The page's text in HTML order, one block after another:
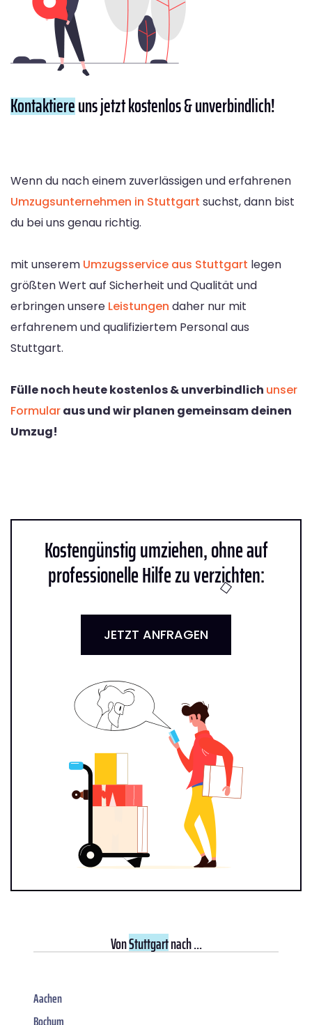
Kontaktiereuns jetzt kostenlos & unverbindlich!
Wenn du nach einem zuverlässigen und erfahrenen
Umzugsunternehmen in Stuttgart suchst, dann bist
du bei uns genau richtig.
mit unserem Umzugsservice aus Stuttgart legen
größten Wert auf Sicherheit und Qualität und
erbringen unsere Leistungen daher nur mit
erfahrenem und qualifiziertem Personal aus
Stuttgart.
Fülle noch heute kostenlos & unverbindlich unser
Formularaus und wir planen gemeinsam deinen
Umzug!
Kostengünstig umziehen, ohne auf
professionelle Hilfe zu verzichten:
JETZT ANFRAGEN
VonStuttgartnach ...
Aachen